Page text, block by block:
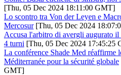
[Thu, 05 Dec 2024 18:11:00 GMT]
Lo scontro tra Von der Leyen e
Mercosur[Thu, 05 Dec 2024
Accusa l'arbitro di avergli augurato il
4 turni [Thu, 05 Dec 2024 17:45:25
La conférence Shade Med réaffirme
Méditerranée pour la sécurité globale
GMT]